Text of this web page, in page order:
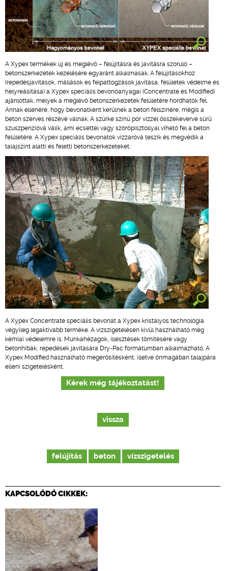
A Xypex termékek új és meglévő – felújításra és javításra szoruló –
betonszerkezetek kezelésére egyaránt alkalmasak. A felújításokhoz
(repedésjavítások, mállások és felpattogzások javítása, felületek védelme és
helyreállítása) a Xypex speciális bevonóanyagai (Concentrate és Modified)
ajánlottak, melyek a meglévő betonszerkezetek felületére hordhatók fel.
Annak ellenére, hogy bevonatként kerülnek a beton felszínére, mégis a
beton szerves részévé válnak. A szürke színű por vízzel összekeverve sűrű
szuszpenzióvá válik, ami ecsettel vagy szórópisztollyal vihető fel a beton
felületére. A Xypex speciális bevonatok vízzáróvá teszik és megvédik a
talajszint alatti és feletti betonszerkezeteket.
A Xypex Concentrate speciális bevonat a Xypex kristályos technológia
vegyileg legaktívabb terméke. A vízszigetelésen kívül használható még
kémiai védelemre is. Munkahézagok, illesztések tömítésére vagy
betonhibák, repedések javítására Dry-Pac formátumban alkalmazható. A
Xypex Modified használható megerősítésként, illetve önmagában talajpára
elleni szigetelésként.
Kérek még tájékoztatást!
vissza
felújítás beton vízszigetelés
KAPCSOLÓDÓ CIKKEK: